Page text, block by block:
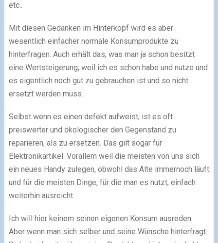
etc..
Mit diesen Gedanken im Hinterkopf wird es aber
wesentlich einfacher normale Konsumprodukte zu
hinterfragen. Auch erhält das, was man ja schon besitzt
eine Wertsteigerung, weil ich es schon habe und nutze und
es eigentlich noch gut zu gebrauchen ist und so nicht
ersetzt werden muss.
Selbst wenn es einen defekt aufweist, ist es oft
preiswerter und ökologischer den Gegenstand zu
reparieren, als zu ersetzen. Das gilt sogar für
Elektronikartikel. Vorallem weil die meisten von uns sich
ein neues Handy zulegen, obwohl das Alte immernoch läuft
und für die meisten Dinge, für die man es nutzt, einfach
weiterhin ausreicht.
Ich will hier keinem seinen eigenen Konsum ausreden.
Aber wenn man sich selber und seine Wünsche hinterfragt.